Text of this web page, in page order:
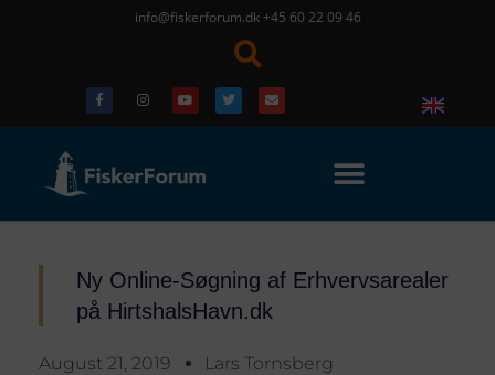
info@fiskerforum.dk +45 60 22 09 46
Ny Online-Søgning af Erhvervsarealer
på HirtshalsHavn.dk
August 21, 2019 Lars Tornsberg